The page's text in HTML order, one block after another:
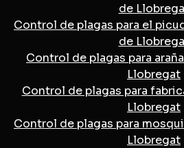
de
Control de plagas para el
de
Control de plagas para
Llobregat
Control de plagas para
Llobregat
Control de plagas para
Llobregat